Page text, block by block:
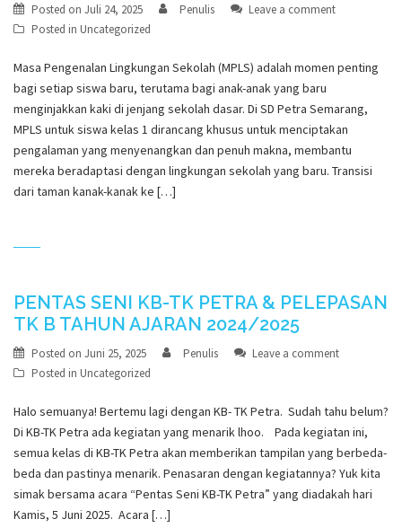
Posted on Juli 24, 2025 Penulis
Leave a comment
Posted in Uncategorized
Masa Pengenalan Lingkungan Sekolah (MPLS) adalah momen penting
bagi setiap siswa baru, terutama bagi anak-anak yang baru
menginjakkan kaki di jenjang sekolah dasar. Di SD Petra Semarang,
MPLS untuk siswa kelas 1 dirancang khusus untuk menciptakan
pengalaman yang menyenangkan dan penuh makna, membantu
mereka beradaptasi dengan lingkungan sekolah yang baru. Transisi
dari taman kanak-kanak ke […]
PENTAS SENI KB-TK PETRA & PELEPASAN
TK B TAHUN AJARAN 2024/2025
Posted on Juni 25, 2025 Penulis
Leave a comment
Posted in Uncategorized
Halo semuanya! Bertemu lagi dengan KB- TK Petra. Sudah tahu belum?
Di KB-TK Petra ada kegiatan yang menarik lhoo. Pada kegiatan ini,
semua kelas di KB-TK Petra akan memberikan tampilan yang berbeda-
beda dan pastinya menarik. Penasaran dengan kegiatannya? Yuk kita
simak bersama acara “Pentas Seni KB-TK Petra” yang diadakah hari
Kamis, 5 Juni 2025. Acara […]